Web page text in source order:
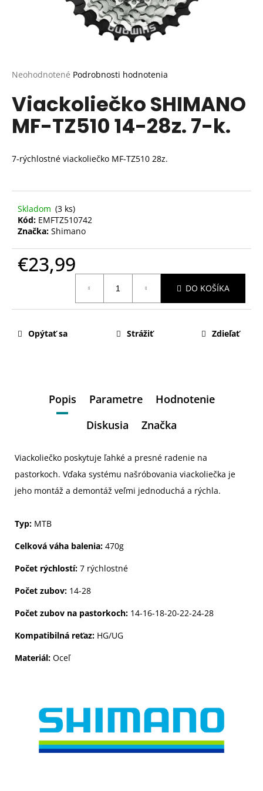
Priemerné
produktu
je
0,0
Neohodnotené Podrobnosti hodnotenia
Viackoliečko SHIMANO
MF-TZ510 14-28z. 7-k.
7-rýchlostné viackoliečko MF-TZ510 28z.
Skladom (3 ks)
Kód: EMFTZ510742
Značka: Shimano
€23,99
DO KOŠÍKA
Opýtať sa Strážiť Zdieľať
Popis Parametre
Hodnotenie
Diskusia
Značka
Viackoliečko poskytuje ľahké a presné radenie na
pastorkoch. Vďaka systému našróbovania viackoliečka je
jeho montáž a demontáž veľmi jednoduchá a rýchla.
Typ: MTB
Celková váha balenia: 470g
Počet rýchlostí: 7 rýchlostné
Počet zubov: 14-28
Počet zubov na pastorkoch: 14-16-18-20-22-24-28
Kompatibilná reťaz: HG/UG
Materiál: Oceľ